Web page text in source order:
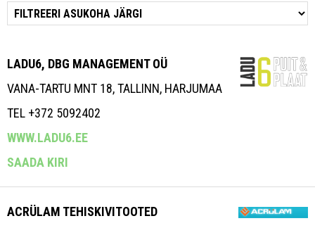
LADU6, DBG MANAGEMENT OÜ
VANA-TARTU MNT 18, TALLINN, HARJUMAA
TEL +372 5092402
WWW.LADU6.EE
SAADA KIRI
ACRÜLAM TEHISKIVITOOTED